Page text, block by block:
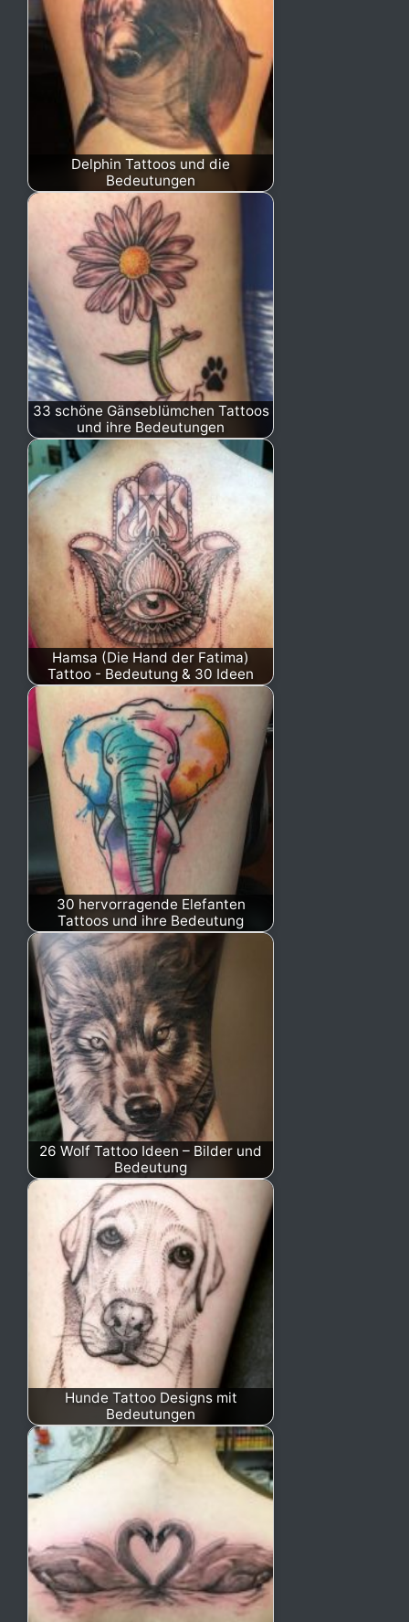
Delphin Tattoos und die
Bedeutungen
33 schöne Gänseblümchen Tattoos
und ihre Bedeutungen
Hamsa (Die Hand der Fatima)
Tattoo - Bedeutung & 30 Ideen
30 hervorragende Elefanten
Tattoos und ihre Bedeutung
26 Wolf Tattoo Ideen – Bilder und
Bedeutung
Hunde Tattoo Designs mit
Bedeutungen